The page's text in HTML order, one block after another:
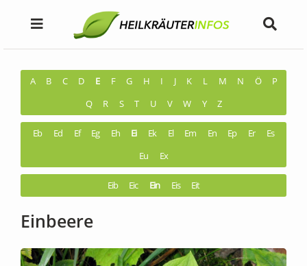
A B C D E F G H I J K L M N Ö
P
Q
R S T U V W Y Z
Eb Ed Ef Eg Eh Ei Ek El Em En Ep Er
Es
Eu
Ex
Eib Eic Ein Eis Eit
Einbeere